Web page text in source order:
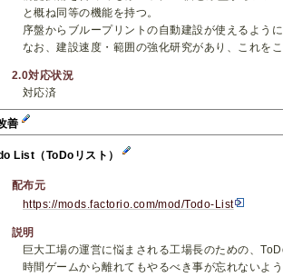
と概ね同等の機能を持つ。
序盤からブループリントの自動建設が使えるよう
なお、建設速度・範囲の強化研究があり、これを
2.0対応状況
対応済
善
List（ToDoリスト）
配布元
https://mods.factorio.com/mod/Todo-List
説明
巨大工場の運営に悩まされる工場長のための、
時間ゲームから離れてもやるべき事が忘れないよう